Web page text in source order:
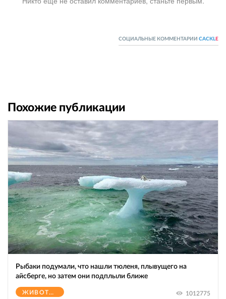
СОЦИАЛЬНЫЕ КОММЕНТАРИИ CACKL E
Похожие публикации
Рыбаки подумали, что нашли тюленя, плывущего на
айсберге, но затем они подплыли ближе
ЖИВОТНЫЕ 1012775